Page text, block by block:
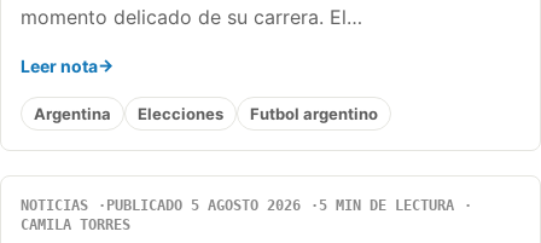
momento delicado de su carrera. El…
Leer nota
Argentina Elecciones Futbol argentino
NOTICIAS PUBLICADO 5 AGOSTO 2026
5 MIN DE LECTURA
CAMILA TORRES